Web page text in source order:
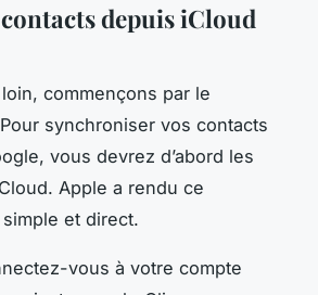
depuis iCloud
loin, commençons par le
synchroniser vos contacts
vous devrez d’abord les
Apple a rendu ce
et direct.
vous à votre compte